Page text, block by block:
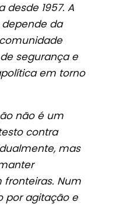
1957. A
da
segurança e
em torno
não é um
contra
mas
Num
por agitação e